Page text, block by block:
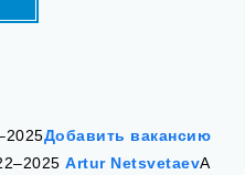
Добавить вакансию
Artur NetsvetaevА